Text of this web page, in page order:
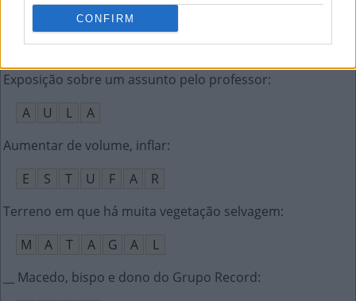
CONFIRM
Maneira de se referir ao curry
C
A R I
L
Exposição sobre um assunto pelo professor:
A
U L
A
Aumentar de volume, inflar:
E
S T U F A
R
Terreno em que há muita vegetação selvagem:
M
A T A G A
L
__ Macedo, bispo e dono do Grupo Record: